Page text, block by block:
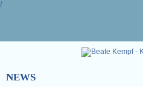
/
NEWS